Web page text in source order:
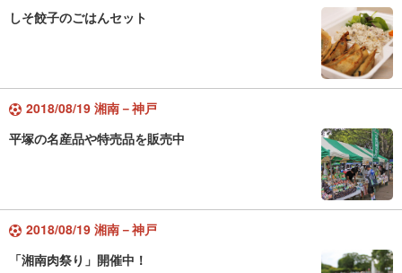
しそ餃子のごはんセット
2018/08/19 湘南－神戸
平塚の名産品や特売品を販売中
2018/08/19 湘南－神戸
「湘南肉祭り」開催中！